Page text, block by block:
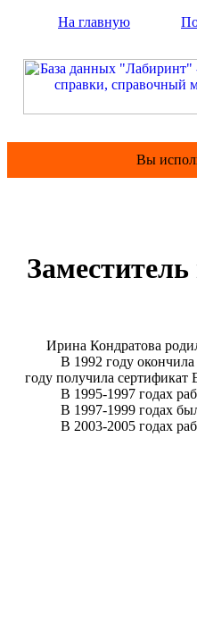
На главную
Вы
Ирина Кондратова
В 1992 году окончила
году получила
В 1995-1997 годах
В 1997-1999 годах была
В 2003-2005 годах